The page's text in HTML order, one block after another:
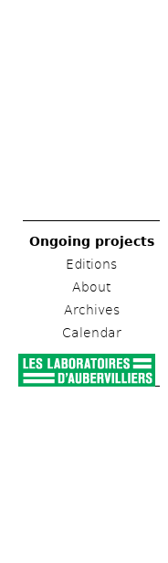
Ongoing projects
Editions
About
Archives
Calendar